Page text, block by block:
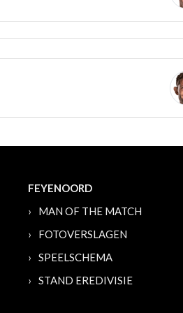
FEYENOORD
MAN OF THE MATCH
FOTOVERSLAGEN
SPEELSCHEMA
STAND EREDIVISIE